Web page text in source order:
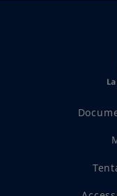
inchangés
Une
réaction
choc